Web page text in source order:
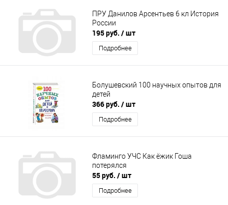
ПРУ Данилов Арсентьев 6 кл История
России
195 руб. / шт
Подробнее
Болушевский 100 научных опытов для
детей
366 руб. / шт
Подробнее
Фламинго УЧС Как ёжик Гоша
потерялся
55 руб. / шт
Подробнее